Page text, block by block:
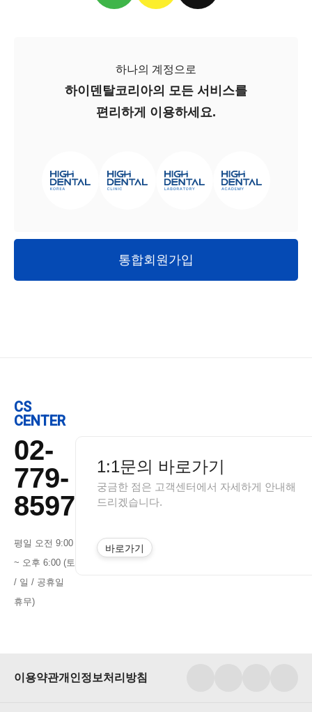
하나의 계정으로
하이덴탈코리아의 모든 서비스를
편리하게 이용하세요.
통합회원가입
CS
CENTER
02-
779-
8597
평일 오전 9:00
~ 오후 6:00 (토
/ 일 / 공휴일
휴무)
1:1문의 바로가기
궁금한 점은 고객센터에서 자세하게 안내해
드리겠습니다.
바로가기
이용약관개인정보처리방침